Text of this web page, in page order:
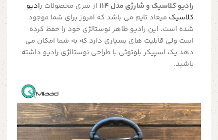
رادیو کلاسیک و شارژی مدل 114 از سری محصولات رادیو
کلاسیک میعاد تایم می باشد که امروز برای شما موجود
شده است. این رادیو ظاهر نوستالژی خود را حفظ کرده
است ولی قابلیت های بسیاری دارد که به شما امکان می
دهد یک اسپیکر بلوتوثی با طراحی نوستالژی رادیو داشته
باشید.